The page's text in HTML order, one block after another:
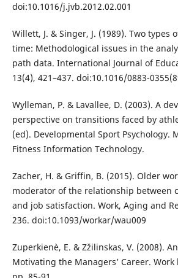
doi:10.1016/j.jvb.2012.02.001
Willett, J. & Singer, J. (1989). Two types
time: Methodological issues in the
path data. International Journal of
13(4), 421–437. doi:10.1016/0883-
Wylleman, P. & Lavallee, D. (2003). A
perspective on transitions faced by
(ed). Developmental Sport Psychology.
Fitness Information Technology.
Zacher, H. & Griffin, B. (2015). Older
moderator of the relationship between
and job satisfaction. Work, Aging and
236. doi:10.1093/workar/wau009
Zuperkienè, E. & Zžilinskas, V. (2008).
Motivating the Managers’ Career.